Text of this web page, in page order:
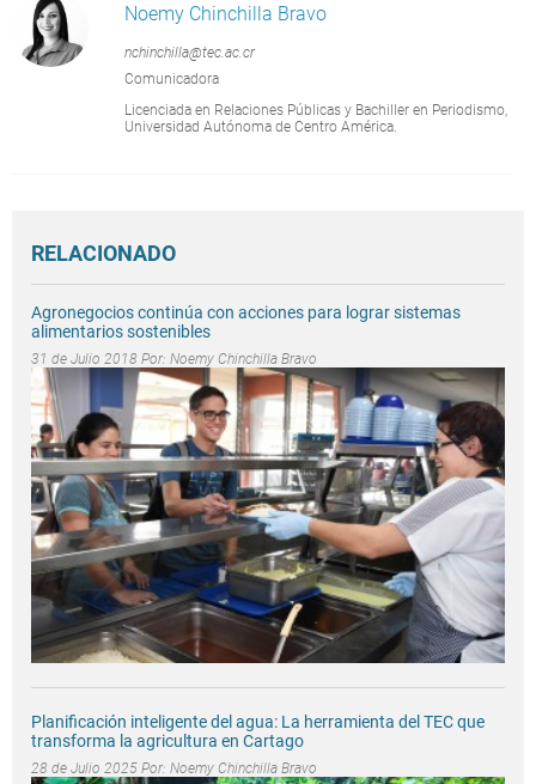
Noemy Chinchilla Bravo
nchinchilla@tec.ac.cr
Comunicadora
Licenciada en Relaciones Públicas y Bachiller en Periodismo,
Universidad Autónoma de Centro América.
RELACIONADO
Agronegocios continúa con acciones para lograr sistemas
alimentarios sostenibles
31 de Julio 2018 Por: Noemy Chinchilla Bravo
Planificación inteligente del agua: La herramienta del TEC que
transforma la agricultura en Cartago
28 de Julio 2025 Por: Noemy Chinchilla Bravo